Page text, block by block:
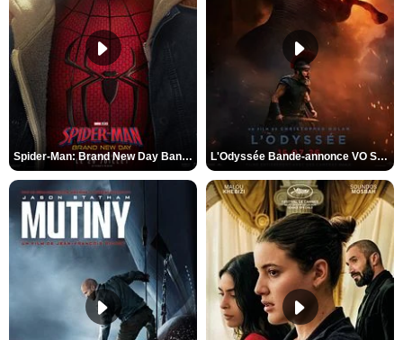
Spider-Man: Brand New Day Bande-annonce VO STFR L'Odyssée Bande-annonce VO STFR